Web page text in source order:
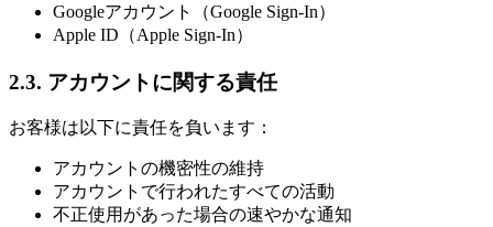
Googleアカウント（Google Sign-In）
Apple ID（Apple Sign-In）
2.3. アカウントに関する責任
お客様は以下に責任を負います：
アカウントの機密性の維持
アカウントで行われたすべての活動
不正使用があった場合の速やかな通知